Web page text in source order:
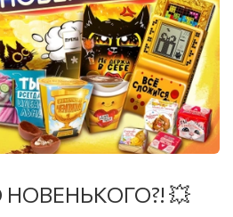
НОВЕНЬКОГО?! 💥